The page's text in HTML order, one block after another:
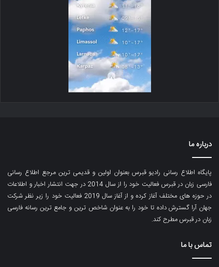
درباره ما
پایگاه اطلاع رسانی رادیو قبرس بعنوان اولین و قدیمی ترین مرجع اطلاع رسانی
فارسی زبان در قبرس فعالیت خود را از سال 2014 در جهت انتشار اخبار و اطلاعات
در حوزه های مختلف آغاز کرده و از آغاز سال 2019 فعالیت خود را زیر نظر شرکت
جهان آرا گسترش داده تا خود را به عنوان شاخص ترین و جامع ترین رسانه فارسی
زبان در قبرس مطرح کند.
تماس با ما